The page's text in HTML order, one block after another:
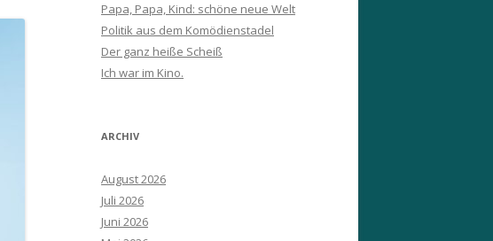
Papa, Papa, Kind: schöne neue Welt
Politik aus dem Komödienstadel
Der ganz heiße Scheiß
Ich war im Kino.
ARCHIV
August 2026
Juli 2026
Juni 2026